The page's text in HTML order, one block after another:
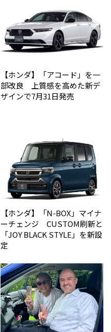
【ホンダ】「アコード」を一
部改良 上質感を高めた新デ
ザインで7月31日発売
【ホンダ】「N-BOX」マイナ
ーチェンジ CUSTOM刷新と
「JOY BLACK STYLE」を新設
定